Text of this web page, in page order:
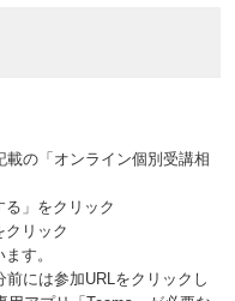
の「オンライン個別受講相
」をクリック
クリック
す。
には参加URLをクリックし